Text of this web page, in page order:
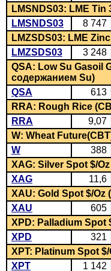
LMSNDS03: LME Tin
LMSNDS03
8 747
LMZSDS03: LME
LMZSDS03
3 248
QSA: Low Su Gasoil
содержанием Su)
QSA
613
RRA: Rough Rice
RRA
9,07
W: Wheat
W
388
XAG: Silver Spot $/
XAG
11,6
XAU: Gold Spot $/Oz
XAU
605
XPD: Palladium Spot
XPD
321
XPT: Platinum Spot
XPT
1 142